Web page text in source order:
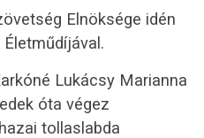
Elnöksége idén
Lukácsy Marianna
óta végez
tollaslabda